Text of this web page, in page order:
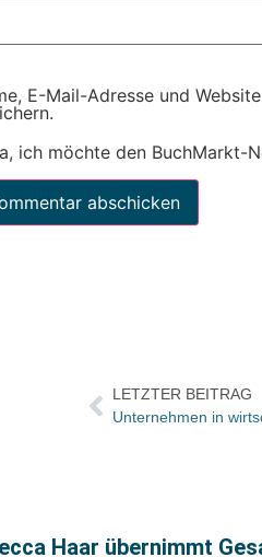
E-Mail-Adresse und
ich möchte den BuchMarkt-
LETZTER BEITRAG
Haar übernimmt